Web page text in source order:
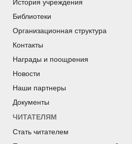
История учреждения
Библиотеки
Организационная структура
Контакты
Награды и поощрения
Новости
Наши партнеры
Документы
ЧИТАТЕЛЯМ
Стать читателем